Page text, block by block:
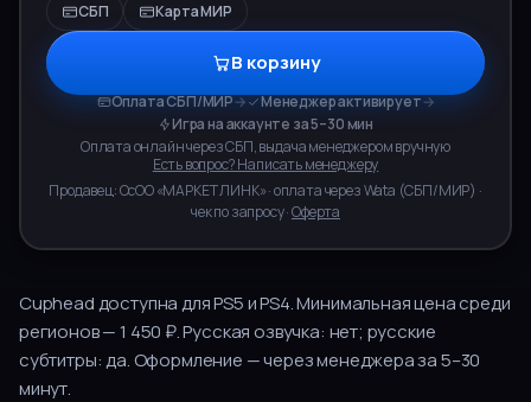
СБП Карта МИР
В корзину
Оплата СБП/МИР→ Менеджер активирует→
Игра на аккаунте за 5–30 мин
Оплата онлайн через СБП, выдача менеджером вручную
Есть вопрос? Написать менеджеру
Продавец:ОсОО «МАРКЕТ ЛИНК»· оплата черезWata (СБП/МИР) ·
чек по запросу ·Оферта
Cupheadдоступна дляPS5 и PS4.Минимальная цена среди
регионов — 1 450 ₽.Русская озвучка: нет; русские
субтитры:да. Оформление — через менеджера за5–30
минут.